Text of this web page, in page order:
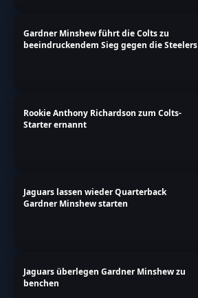
Gardner Minshew führt die Colts zu
beeindruckendem Sieg gegen die Steelers
Rookie Anthony Richardson zum Colts-
Starter ernannt
Jaguars lassen wieder Quarterback
Gardner Minshew starten
Jaguars überlegen Gardner Minshew zu
benchen